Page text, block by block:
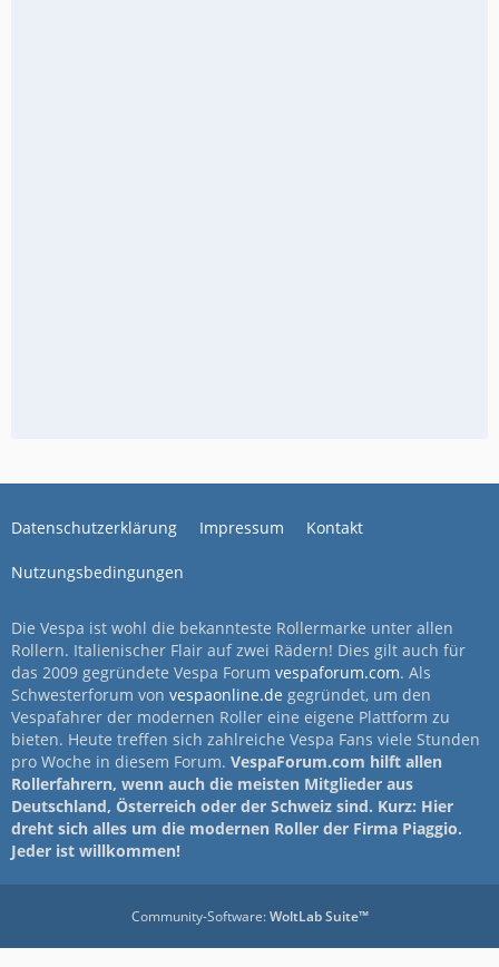
Datenschutzerklärung Impressum Kontakt
Nutzungsbedingungen
Die Vespa ist wohl die bekannteste Rollermarke unter allen
Rollern. Italienischer Flair auf zwei Rädern! Dies gilt auch für
das 2009 gegründete Vespa Forum vespaforum.com. Als
Schwesterforum von vespaonline.de gegründet, um den
Vespafahrer der modernen Roller eine eigene Plattform zu
bieten. Heute treffen sich zahlreiche Vespa Fans viele Stunden
pro Woche in diesem Forum. VespaForum.com hilft allen
Rollerfahrern, wenn auch die meisten Mitglieder aus
Deutschland, Österreich oder der Schweiz sind. Kurz: Hier
dreht sich alles um die modernen Roller der Firma Piaggio.
Jeder ist willkommen!
Community-Software:WoltLab Suite™